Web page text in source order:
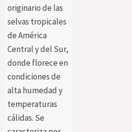
originario de las
selvas tropicales
de América
Central y del Sur,
donde florece en
condiciones de
alta humedad y
temperaturas
cálidas. Se